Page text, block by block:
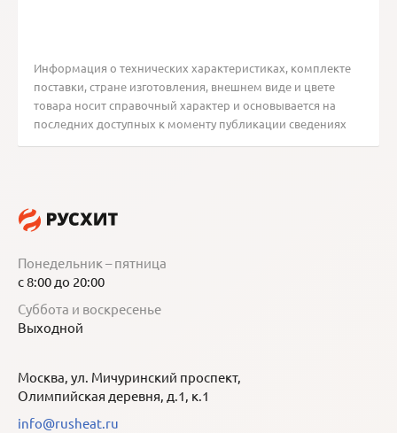
Информация о технических характеристиках, комплекте
поставки, стране изготовления, внешнем виде и цвете
товара носит справочный характер и основывается на
последних доступных к моменту публикации сведениях
Москва, ул. Мичуринский проспект,
Олимпийская деревня, д.1, к.1
info@rusheat.ru
Понедельник – пятница
с 8:00 до 20:00
Суббота и воскресенье
Выходной